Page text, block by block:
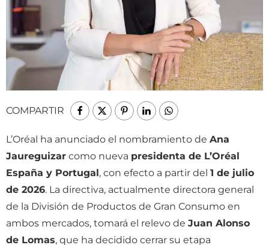
COMPARTIR
L’Oréal ha anunciado el nombramiento de Ana
Jaureguizar como nueva presidenta de L’Oréal
España y Portugal, con efecto a partir del 1 de julio
de 2026. La directiva, actualmente directora general
de la División de Productos de Gran Consumo en
ambos mercados, tomará el relevo de Juan Alonso
de Lomas, que ha decidido cerrar su etapa